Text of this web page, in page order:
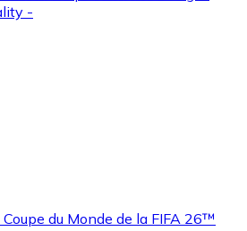
-
du Monde de la FIFA 26™